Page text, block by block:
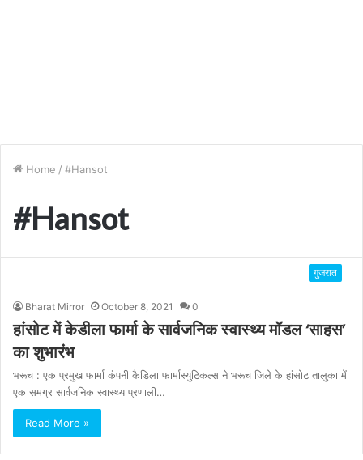
Home / #Hansot
#Hansot
गुजरात
Bharat Mirror October 8, 2021 0
हांसोट में केडीला फार्मा के सार्वजनिक स्वास्थ्य मॉडल ‘साहस’
का शुभारंभ
भरूच : एक प्रमुख फार्मा कंपनी कैडिला फार्मास्युटिकल्स ने भरूच जिले के हांसोट तालुका में
एक समग्र सार्वजनिक स्वास्थ्य प्रणाली…
Read More »